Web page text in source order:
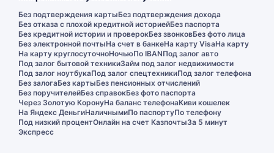
Без подтверждения картыБез подтверждения дохода
Без отказа с плохой кредитной историейБез паспорта
Без кредитной истории и проверокБез звонковБез фото лица
Без электронной почтыНа счет в банкеНа карту VisaНа карту
На карту круглосуточноНочьюПо IBANПод залог авто
Под залог бытовой техникиЗайм под залог недвижимости
Под залог ноутбукаПод залог спецтехникиПод залог телефона
Без залогаБез картыБез пенсионных отчислений
Без поручителейБез справокБез фото паспорта
Через Золотую КоронуНа баланс телефонаКиви кошелек
На Яндекс ДеньгиНаличнымиПо паспортуПо телефону
Под низкий процентОнлайн на счет КазпочтыЗа 5 минут
Экспресс